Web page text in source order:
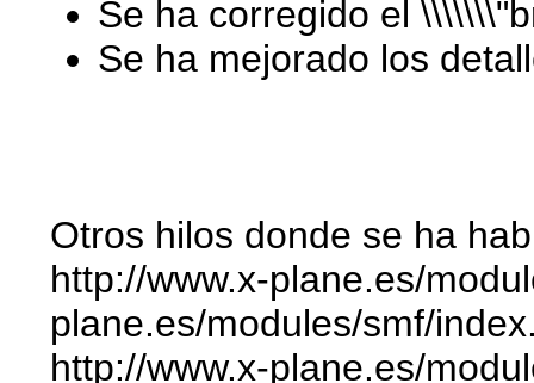
Se ha corregido el
Se ha mejorado los
Otros hilos donde se ha
http://www.x-plane.es/
plane.es/modules/smf/
http://www.x-plane.es/